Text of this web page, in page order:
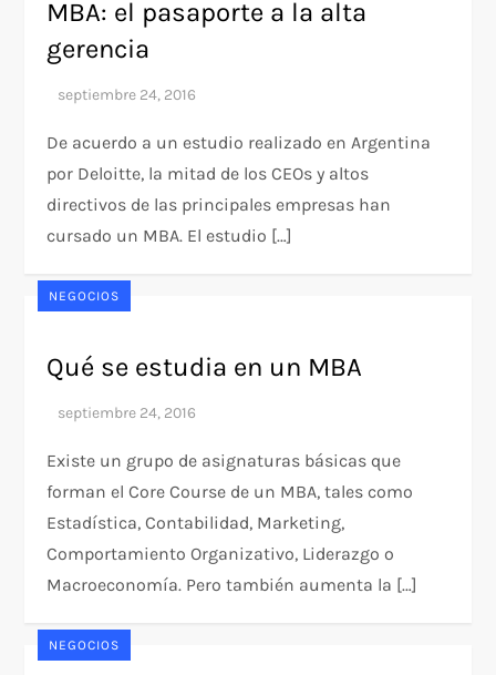
MBA: el pasaporte a la alta
gerencia
De acuerdo a un estudio realizado en Argentina
por Deloitte, la mitad de los CEOs y altos
directivos de las principales empresas han
cursado un MBA. El estudio […]
NEGOCIOS
Qué se estudia en un MBA
Existe un grupo de asignaturas básicas que
forman el Core Course de un MBA, tales como
Estadística, Contabilidad, Marketing,
Comportamiento Organizativo, Liderazgo o
Macroeconomía. Pero también aumenta la […]
NEGOCIOS